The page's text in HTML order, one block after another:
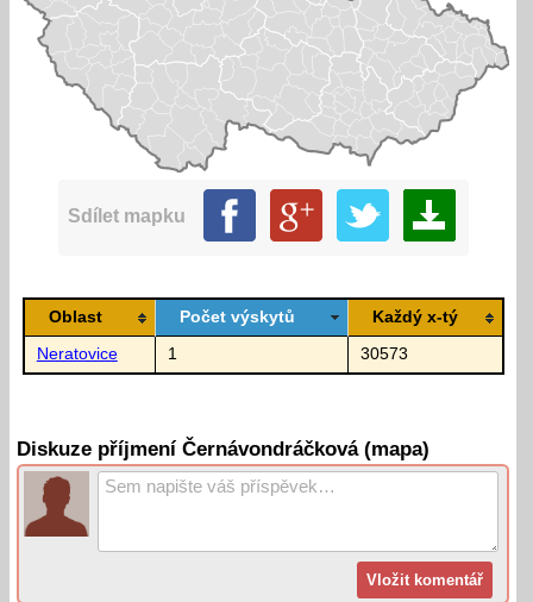
Sdílet mapku
Oblast Počet výskytů Každý x-tý
Neratovice 1 30573
Diskuze příjmení Černávondráčková (mapa)